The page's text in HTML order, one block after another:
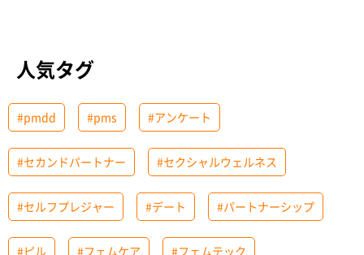
人気タグ
#pmdd #pms #アンケート
#セカンドパートナー #セクシャルウェルネス
#セルフプレジャー #デート #パートナーシップ
#ピル #フェムケア #フェムテック